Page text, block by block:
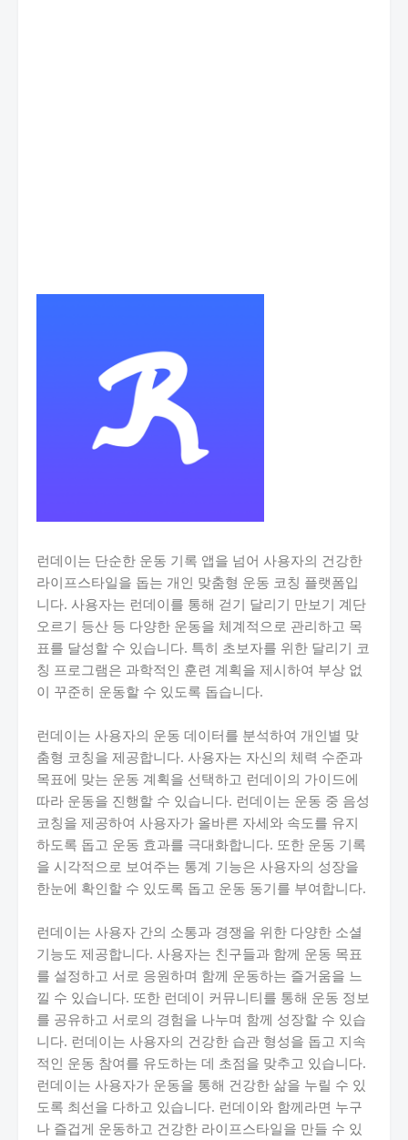
런데이는 단순한 운동 기록 앱을 넘어 사용자의 건강한
라이프스타일을 돕는 개인 맞춤형 운동 코칭 플랫폼입
니다. 사용자는 런데이를 통해 걷기 달리기 만보기 계단
오르기 등산 등 다양한 운동을 체계적으로 관리하고 목
표를 달성할 수 있습니다. 특히 초보자를 위한 달리기 코
칭 프로그램은 과학적인 훈련 계획을 제시하여 부상 없
이 꾸준히 운동할 수 있도록 돕습니다.
런데이는 사용자의 운동 데이터를 분석하여 개인별 맞
춤형 코칭을 제공합니다. 사용자는 자신의 체력 수준과
목표에 맞는 운동 계획을 선택하고 런데이의 가이드에
따라 운동을 진행할 수 있습니다. 런데이는 운동 중 음성
코칭을 제공하여 사용자가 올바른 자세와 속도를 유지
하도록 돕고 운동 효과를 극대화합니다. 또한 운동 기록
을 시각적으로 보여주는 통계 기능은 사용자의 성장을
한눈에 확인할 수 있도록 돕고 운동 동기를 부여합니다.
런데이는 사용자 간의 소통과 경쟁을 위한 다양한 소셜
기능도 제공합니다. 사용자는 친구들과 함께 운동 목표
를 설정하고 서로 응원하며 함께 운동하는 즐거움을 느
낄 수 있습니다. 또한 런데이 커뮤니티를 통해 운동 정보
를 공유하고 서로의 경험을 나누며 함께 성장할 수 있습
니다. 런데이는 사용자의 건강한 습관 형성을 돕고 지속
적인 운동 참여를 유도하는 데 초점을 맞추고 있습니다.
런데이는 사용자가 운동을 통해 건강한 삶을 누릴 수 있
도록 최선을 다하고 있습니다. 런데이와 함께라면 누구
나 즐겁게 운동하고 건강한 라이프스타일을 만들 수 있